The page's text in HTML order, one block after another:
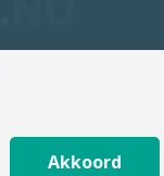
Akkoord